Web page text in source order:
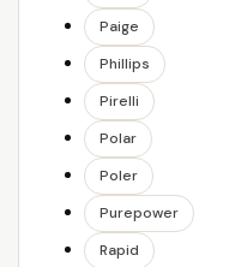
Paige
Phillips
Pirelli
Polar
Poler
Purepower
Rapid